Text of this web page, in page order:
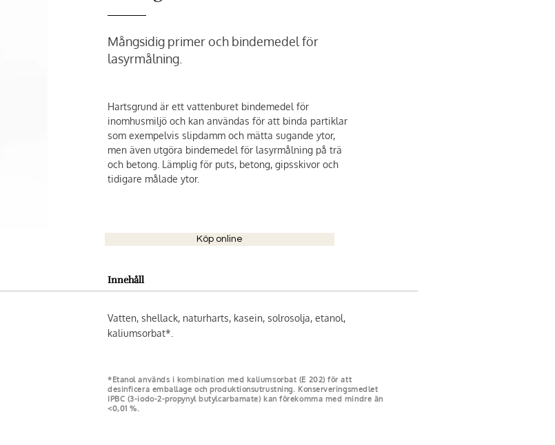
Mångsidig primer och bindemedel för
lasyrmålning.
Hartsgrund är ett vattenburet bindemedel för
inomhusmiljö och kan användas för att binda partiklar
som exempelvis slipdamm och mätta sugande ytor,
men även utgöra bindemedel för lasyrmålning på trä
och betong. Lämplig för puts, betong, gipsskivor och
tidigare målade ytor.
Köp online
Innehåll
Vatten, shellack, naturharts, kasein, solrosolja, etanol,
kaliumsorbat*.
*Etanol används i kombination med kaliumsorbat (E 202) för att
desinficera emballage och produktionsutrustning. Konserveringsmedlet
IPBC (3-iodo-2-propynyl butylcarbamate) kan förekomma med mindre än
<0,01 %.